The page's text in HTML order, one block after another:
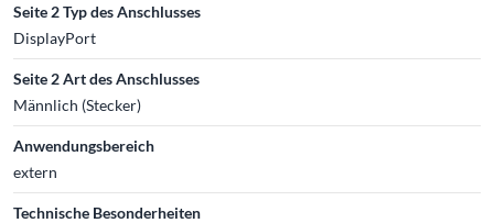
Seite 2 Typ des Anschlusses
DisplayPort
Seite 2 Art des Anschlusses
Männlich (Stecker)
Anwendungsbereich
extern
Technische Besonderheiten